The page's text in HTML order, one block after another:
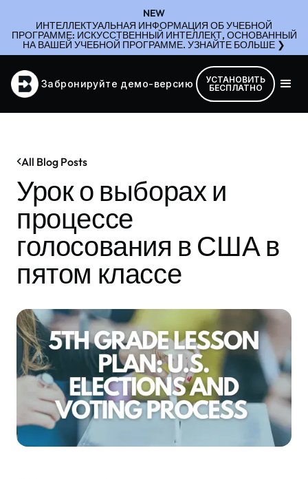
NEW
ИНТЕЛЛЕКТУАЛЬНАЯ ИНФОРМАЦИЯ ОБ УЧЕБНОЙ
ПРОГРАММЕ: ИСКУССТВЕННЫЙ ИНТЕЛЛЕКТ, ОСНОВАННЫЙ
НА ВАШЕЙ УЧЕБНОЙ ПРОГРАММЕ. УЗНАЙТЕ БОЛЬШЕ ❯
Забронируйте демо-версию
УСТАНОВИТЬ
БЕСПЛАТНО
All Blog Posts
Урок о выборах и
процессе
голосования в США в
пятом классе